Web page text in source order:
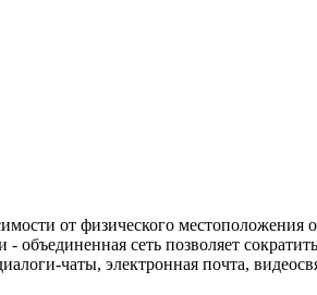
от физического
объединенная сеть позволяет
чаты, электронная почта,